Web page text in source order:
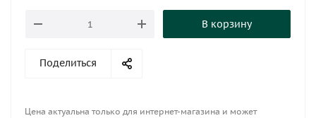
В корзину
Поделиться
Цена актуальна только для интернет-магазина и может